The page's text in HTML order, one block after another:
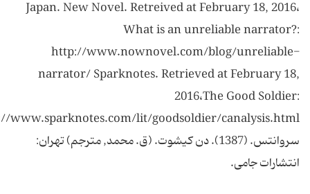
Japan. New Novel. Retreived at February 18, 2016،
What is an unreliable narrator?:
http://www.nownovel.com/blog/unreliable-
narrator/ Sparknotes. Retrieved at February 18,
2016،The Good Soldier:
www.sparknotes.com/lit/goodsoldier/canalysis.html
سروانتس. (1387). دن کیشوت. (ق. محمد, مترجم) تهران: